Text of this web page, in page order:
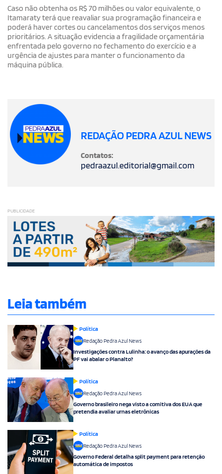
Caso não obtenha os R$ 70 milhões ou valor equivalente, o
Itamaraty terá que reavaliar sua programação financeira e
poderá haver cortes ou cancelamentos dos serviços menos
prioritários. A situação evidencia a fragilidade orçamentária
enfrentada pelo governo no fechamento do exercício e a
urgência de ajustes para manter o funcionamento da
máquina pública.
REDAÇÃO PEDRA AZUL NEWS
Contatos:
pedraazul.editorial@gmail.com
PUBLICIDADE
Leia também
Política
Redação Pedra Azul News
Investigações contra Lulinha: o avanço das apurações da
PF vai abalar o Planalto?
Política
Redação Pedra Azul News
Governo brasileiro nega visto a comitiva dos EUA que
pretendia avaliar urnas eletrônicas
Política
Redação Pedra Azul News
Governo Federal detalha split payment para retenção
automática de impostos